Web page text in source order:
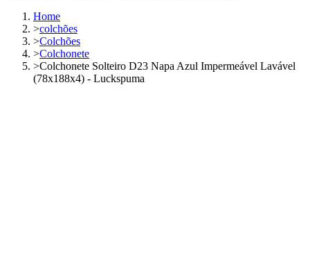
Home
>colchões
>Colchões
>Colchonete
>Colchonete Solteiro D23 Napa Azul Impermeável Lavável
(78x188x4) - Luckspuma